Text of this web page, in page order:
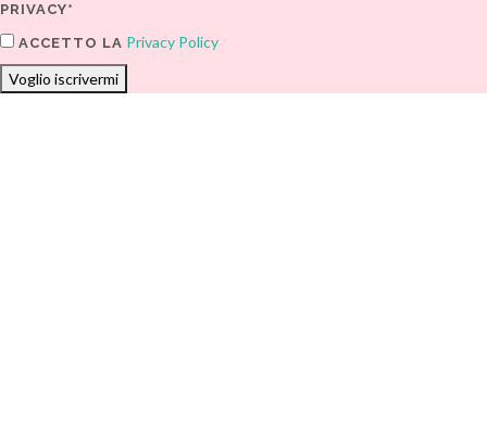
PRIVACY*
ACCETTO LA Privacy Policy
Voglio iscrivermi